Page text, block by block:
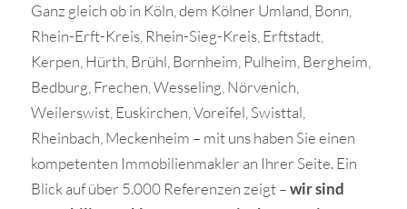
Ganz gleich ob in Köln, dem Kölner Umland, Bonn,
Rhein-Erft-Kreis, Rhein-Sieg-Kreis, Erftstadt,
Kerpen, Hürth, Brühl, Bornheim, Pulheim, Bergheim,
Bedburg, Frechen, Wesseling, Nörvenich,
Weilerswist, Euskirchen, Voreifel, Swisttal,
Rheinbach, Meckenheim – mit uns haben Sie einen
kompetenten Immobilienmakler an Ihrer Seite. Ein
Blick auf über 5.000 Referenzen zeigt –wir sind